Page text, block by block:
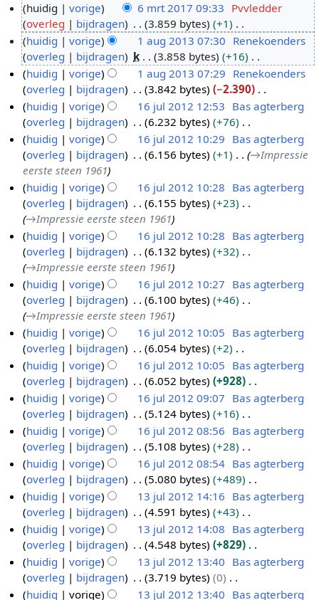
m
0
7
huidig vorige 6 mrt 2017 09:33 Pvvledder
overleg
bijdragen 3.859 bytes
+1
G
e
e
n
b
e
w
e
r
i
n
g
s
s
a
m
e
n
v
a
t
t
i
n
g
a
g
0
huidig vorige 1 aug 2013 07:30 Renekoenders
overleg
bijdragen k 3.858 bytes
+16
G
e
e
n
b
e
w
e
r
k
i
n
g
s
s
a
m
e
n
v
a
t
t
i
n
g
huidig vorige 1 aug 2013 07:29 Renekoenders
overleg
bijdragen 3.842 bytes
−2.390
G
e
e
n
b
e
w
e
r
k
i
n
g
s
s
a
m
e
n
v
a
t
t
i
n
g
6
1
huidig vorige 16 jul 2012 12:53 Bas agterberg
overleg
bijdragen 6.232 bytes
+76
G
e
e
n
b
e
w
e
r
k
i
n
g
s
s
a
m
e
n
v
a
t
t
i
n
g
huidig vorige 16 jul 2012 10:29 Bas agterberg
overleg
bijdragen 6.156 bytes +1 →Impressie
eerste steen 1961
huidig
vorige 16 jul 2012 10:28 Bas agterberg
overleg
bijdragen 6.155 bytes
+23
→Impressie eerste steen 1961
huidig
vorige 16 jul 2012 10:28 Bas agterberg
overleg
bijdragen 6.132 bytes
+32
→Impressie eerste steen 1961
huidig
vorige 16 jul 2012 10:27 Bas agterberg
overleg
bijdragen 6.100 bytes
+46
→Impressie eerste steen 1961
huidig
vorige 16 jul 2012 10:05 Bas agterberg
overleg
bijdragen 6.054 bytes
+2
G
e
e
n
b
e
w
e
r
k
i
n
g
s
s
huidig vorige 16 jul 2012 10:05 Bas agterberg
overleg
bijdragen 6.052 bytes
+928
G
e
e
n
b
e
w
e
r
k
i
n
g
huidig vorige 16 jul 2012 09:07 Bas agterberg
overleg
bijdragen 5.124 bytes
+16
G
e
e
n
b
e
w
e
r
k
i
huidig vorige 16 jul 2012 08:56 Bas agterberg
overleg
bijdragen 5.108 bytes
+28
G
e
e
n
b
e
w
e
r
huidig vorige 16 jul 2012 08:54 Bas agterberg
overleg
bijdragen 5.080 bytes
+489
G
e
e
n
b
e
w
3
u
2
huidig vorige 13 jul 2012 14:16 Bas agterberg
overleg
bijdragen 4.591 bytes
+43
G
e
e
n
b
huidig vorige 13 jul 2012 14:08 Bas agterberg
overleg
bijdragen 4.548 bytes
+829
G
e
e
huidig vorige 13 jul 2012 13:40 Bas agterberg
overleg
bijdragen 3.719 bytes
0
Ghuidig vorige 13 jul 2012 13:40 Bas agterberg